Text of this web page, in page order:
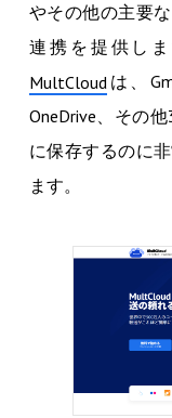
やその他の主要
連携を提供し
MultCloud は、
OneDrive、その
に保存するのに
ます。